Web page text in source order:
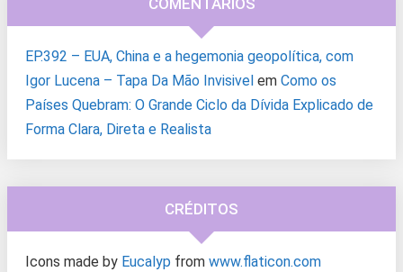
COMENTÁRIOS
EP.392 – EUA, China e a hegemonia geopolítica, com
Igor Lucena – Tapa Da Mão Invisivel em Como os
Países Quebram: O Grande Ciclo da Dívida Explicado de
Forma Clara, Direta e Realista
CRÉDITOS
Icons made by Eucalyp from www.flaticon.com